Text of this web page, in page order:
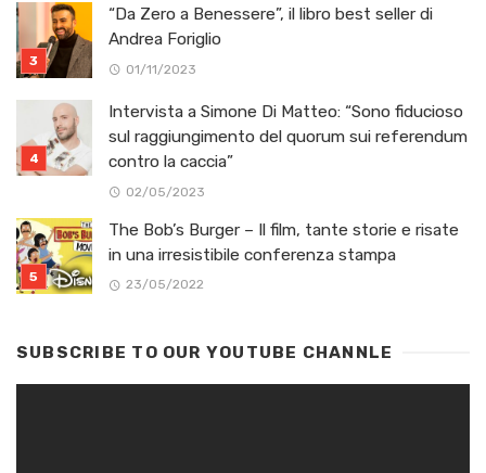
“Da Zero a Benessere”, il libro best seller di
Andrea Foriglio
01/11/2023
Intervista a Simone Di Matteo: “Sono fiducioso
sul raggiungimento del quorum sui referendum
contro la caccia”
02/05/2023
The Bob’s Burger – Il film, tante storie e risate
in una irresistibile conferenza stampa
23/05/2022
SUBSCRIBE TO OUR YOUTUBE CHANNLE